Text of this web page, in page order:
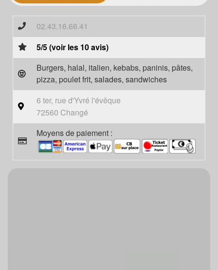
02.43.16.66.41
5/5 (voir les 10 avis)
Burgers, halal, italien, kebabs, paninis, pâtes,
pizza, poulet frit, salades, sandwiches
6 ter, rue d'Yvré l'évêque
72560 Changé
Moyens de paiement :